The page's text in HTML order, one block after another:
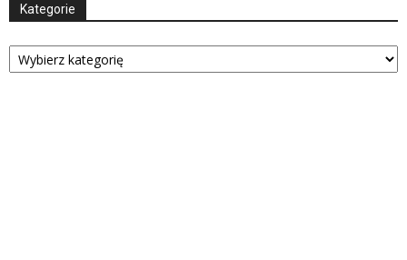
Kategorie
Kategorie